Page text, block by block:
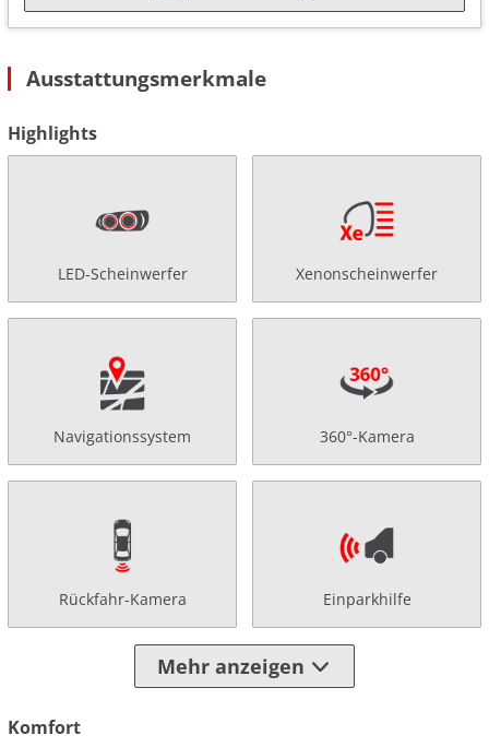
Ausstattungsmerkmale
Highlights
LED-Scheinwerfer Xenonscheinwerfer
Navigationssystem 360°-Kamera
Rückfahr-Kamera Einparkhilfe
Mehr anzeigen
Komfort